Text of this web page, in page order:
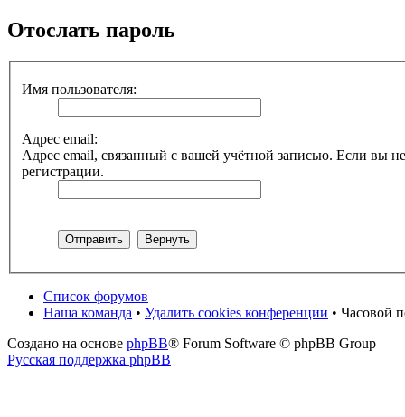
Отослать пароль
Имя пользователя:
Адрес email:
Адрес email, связанный с вашей учётной записью. Если вы
регистрации.
Список форумов
Наша команда • Удалить cookies конференции • Часовой
Создано на основе phpBB® Forum Software © phpBB Group
Русская поддержка phpBB